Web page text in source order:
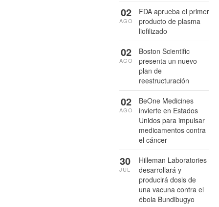
FDA aprueba el primer
producto de plasma
liofilizado
02
AGO
Boston Scientific
presenta un nuevo
plan de
reestructuración
02
AGO
BeOne Medicines
invierte en Estados
Unidos para impulsar
medicamentos contra
el cáncer
02
AGO
Hilleman Laboratories
desarrollará y
producirá dosis de
una vacuna contra el
ébola Bundibugyo
30
JUL